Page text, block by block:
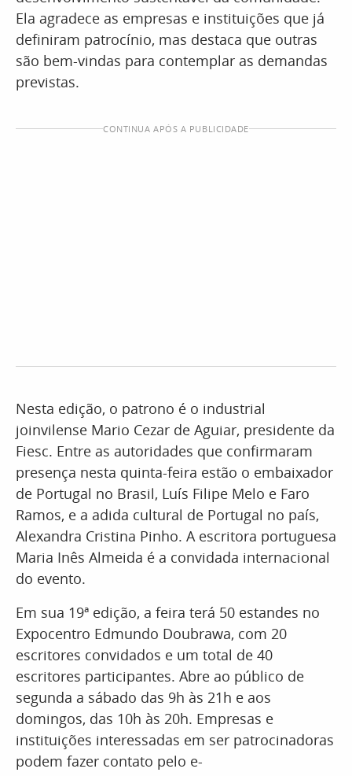
Ela agradece as empresas e instituições que já
definiram patrocínio, mas destaca que outras
são bem-vindas para contemplar as demandas
previstas.
CONTINUA APÓS A PUBLICIDADE
Nesta edição, o patrono é o industrial
joinvilense Mario Cezar de Aguiar, presidente da
Fiesc. Entre as autoridades que confirmaram
presença nesta quinta-feira estão o embaixador
de Portugal no Brasil, Luís Filipe Melo e Faro
Ramos, e a adida cultural de Portugal no país,
Alexandra Cristina Pinho. A escritora portuguesa
Maria Inês Almeida é a convidada internacional
do evento.
Em sua 19ª edição, a feira terá 50 estandes no
Expocentro Edmundo Doubrawa, com 20
escritores convidados e um total de 40
escritores participantes. Abre ao público de
segunda a sábado das 9h às 21h e aos
domingos, das 10h às 20h. Empresas e
instituições interessadas em ser patrocinadoras
podem fazer contato pelo e-